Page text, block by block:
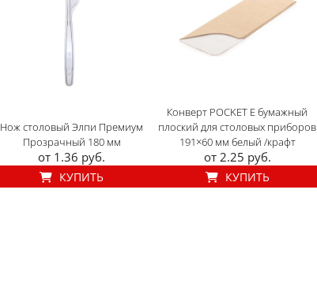
Нож столовый Элпи Премиум
Прозрачный 180 мм
от 1.36 руб.
КУПИТЬ
Конверт POCKET E бумажный
плоский для столовых приборов
191×60 мм белый /крафт
от 2.25 руб.
КУПИТЬ